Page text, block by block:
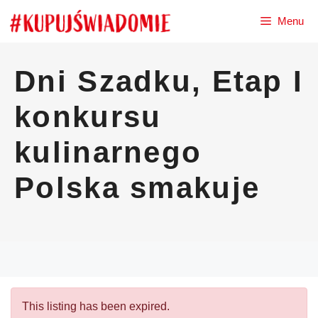
do
Menu
Dni Szadku, Etap I
konkursu
kulinarnego
Polska smakuje
This listing has been expired.